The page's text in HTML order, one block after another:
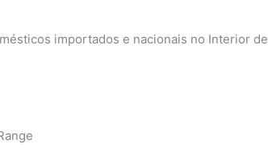
importados e nacionais no Interior de